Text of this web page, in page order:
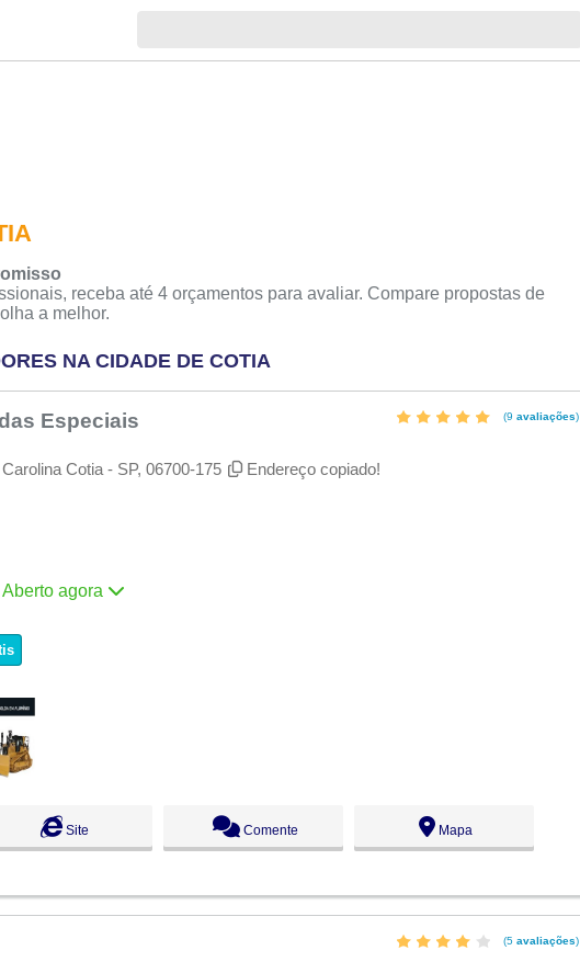
receba até 4 orçamentos para avaliar. Compare propostas de
a melhor.
NA CIDADE DE COTIA
Especiais (9 avaliações)
Cotia - SP, 06700-175 Endereço copiado!
Abertoagora
Site Comente Mapa
(5 avaliações)